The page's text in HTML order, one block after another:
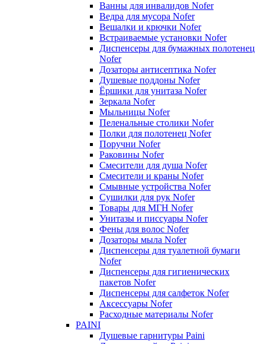
Ванны для инвалидов Nofer
Ведра для мусора Nofer
Вешалки и крючки Nofer
Встраиваемые установки Nofer
Диспенсеры для бумажных полотенец
Nofer
Дозаторы антисептика Nofer
Душевые поддоны Nofer
Ёршики для унитаза Nofer
Зеркала Nofer
Мыльницы Nofer
Пеленальные столики Nofer
Полки для полотенец Nofer
Поручни Nofer
Раковины Nofer
Смесители для душа Nofer
Смесители и краны Nofer
Смывные устройства Nofer
Сушилки для рук Nofer
Товары для МГН Nofer
Унитазы и писсуары Nofer
Фены для волос Nofer
Дозаторы мыла Nofer
Диспенсеры для туалетной бумаги
Nofer
Диспенсеры для гигиенических
пакетов Nofer
Диспенсеры для салфеток Nofer
Аксессуары Nofer
Расходные материалы Nofer
PAINI
Душевые гарнитуры Paini